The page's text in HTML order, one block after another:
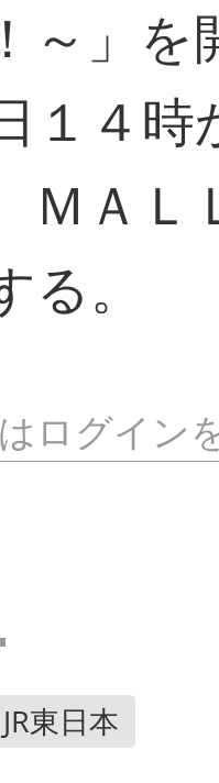
～」を
１４
ＭＡＬ
。
ログイン
JR東日本